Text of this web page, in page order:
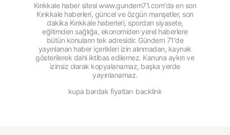
Kırıkkale haber sitesi www.gundem71.com'da en son
Kırıkkale haberleri, güncel ve özgün manşetler, son
dakika Kırıkkale haberleri, spordan siyasete,
eğitimden sağlığa, ekonomiden yerel haberlere
bütün konuların tek adresidir. Gündem 71'de
yayınlanan haber içerikleri izin alınmadan, kaynak
gösterilerek dahi iktibas edilemez. Kanuna aykırı ve
izinsiz olarak kopyalanamaz, başka yerde
yayınlanamaz.
kupa bardak fiyatları backlink